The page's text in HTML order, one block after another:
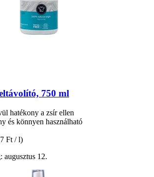
750 ml
hatékony a zsír ellen
és könnyen használható
Ft / l)
augusztus 12.